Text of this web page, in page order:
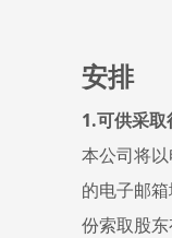
安排
1.可供采
本公司将
的电子邮
份索取股